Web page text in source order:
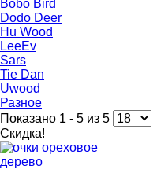
Bobo Bird
Dodo Deer
Hu Wood
LeeEv
Sars
Tie Dan
Uwood
Разное
Показано 1 - 5 из 5
Скидка!